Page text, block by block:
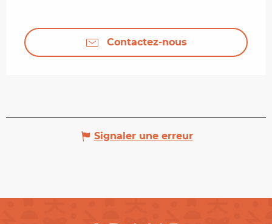
Contactez-nous
Signaler une erreur